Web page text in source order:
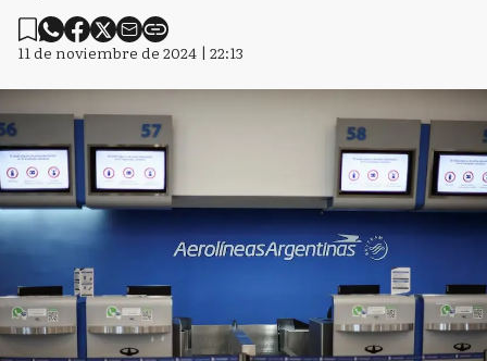
11 de noviembre de 2024 | 22:13